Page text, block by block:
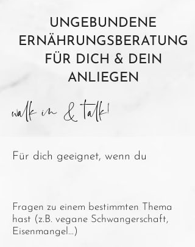
UNGEBUNDENE
ERNÄHRUNGSBERATUNG
FÜR DICH & DEIN
ANLIEGEN
walk in & talk!
Für dich geeignet, wenn du
Fragen zu einem bestimmten Thema
hast (z.B. vegane Schwangerschaft,
Eisenmangel...)